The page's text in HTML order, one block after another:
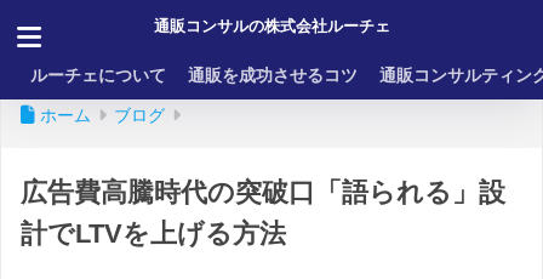
通販コンサルの株式会社ルーチェ
ルーチェについて 通販を成功させるコツ 通販コンサルティン
ホーム ブログ
広告費高騰時代の突破口「語られる」設
計でLTVを上げる方法